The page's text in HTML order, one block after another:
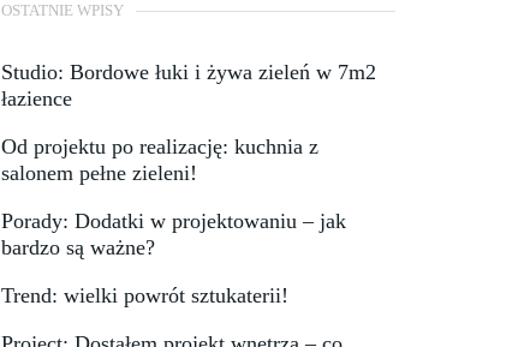
OSTATNIE WPISY
Studio: Bordowe łuki i żywa zieleń w 7m2
łazience
Od projektu po realizację: kuchnia z
salonem pełne zieleni!
Porady: Dodatki w projektowaniu – jak
bardzo są ważne?
Trend: wielki powrót sztukaterii!